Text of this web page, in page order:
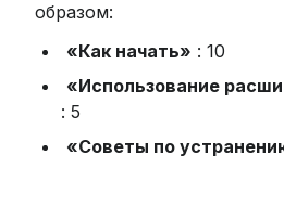
образом:
«Как начать» : 10
«Использование
: 5
«Советы по